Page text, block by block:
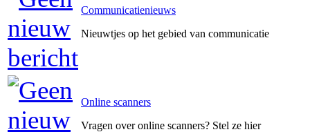
Communicatienieuws
Nieuwtjes op het gebied van communicatie
Online scanners
Vragen over online scanners? Stel ze hier